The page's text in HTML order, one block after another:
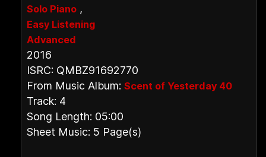
Solo Piano ,
Easy Listening
Advanced
2016
ISRC: QMBZ91692770
From Music Album: Scent of Yesterday 40
Track: 4
Song Length: 05:00
Sheet Music: 5 Page(s)